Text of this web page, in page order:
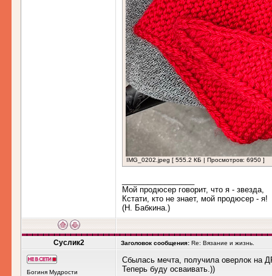
IMG_0202.jpeg [ 555.2 КБ | Просмотров: 6950 ]
Мой продюсер говорит, что я - звезда,
Кстати, кто не знает, мой продюсер - я!
(Н. Бабкина.)
Суслик2 Заголовок сообщения: Re: Вязание и жизнь.
Богиня Мудрости
Сбылась мечта, получила оверлок на
Теперь буду осваивать.))